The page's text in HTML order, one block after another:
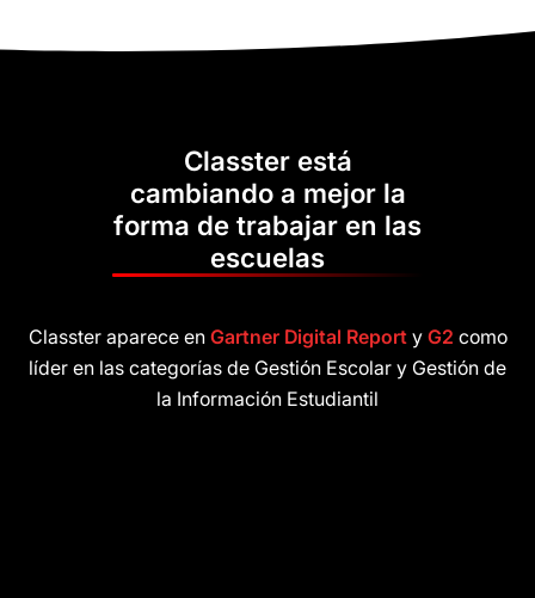
Classter está
cambiando a mejor la
forma de trabajar en las
escuelas
Classter aparece en Gartner Digital Report y G2 como
líder en las categorías de Gestión Escolar y Gestión de
la Información Estudiantil